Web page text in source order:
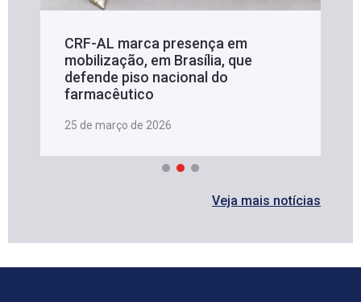
CRF-AL marca presença em
mobilização, em Brasília, que
defende piso nacional do
farmacêutico
25 de março de 2026
Veja mais notícias